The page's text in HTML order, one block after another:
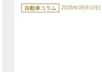
テ
ゴ
自動車コラム 2026年08月10日